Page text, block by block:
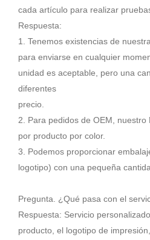
cada artículo para realizar
Respuesta:
1. Tenemos existencias de
para enviarse en cualquier
unidad es aceptable, pero una
diferentes
precio.
2. Para pedidos de OEM,
por producto por color.
3. Podemos proporcionar
logotipo) con una pequeña
Pregunta. ¿Qué pasa con el
Respuesta: Servicio
producto, el logotipo de